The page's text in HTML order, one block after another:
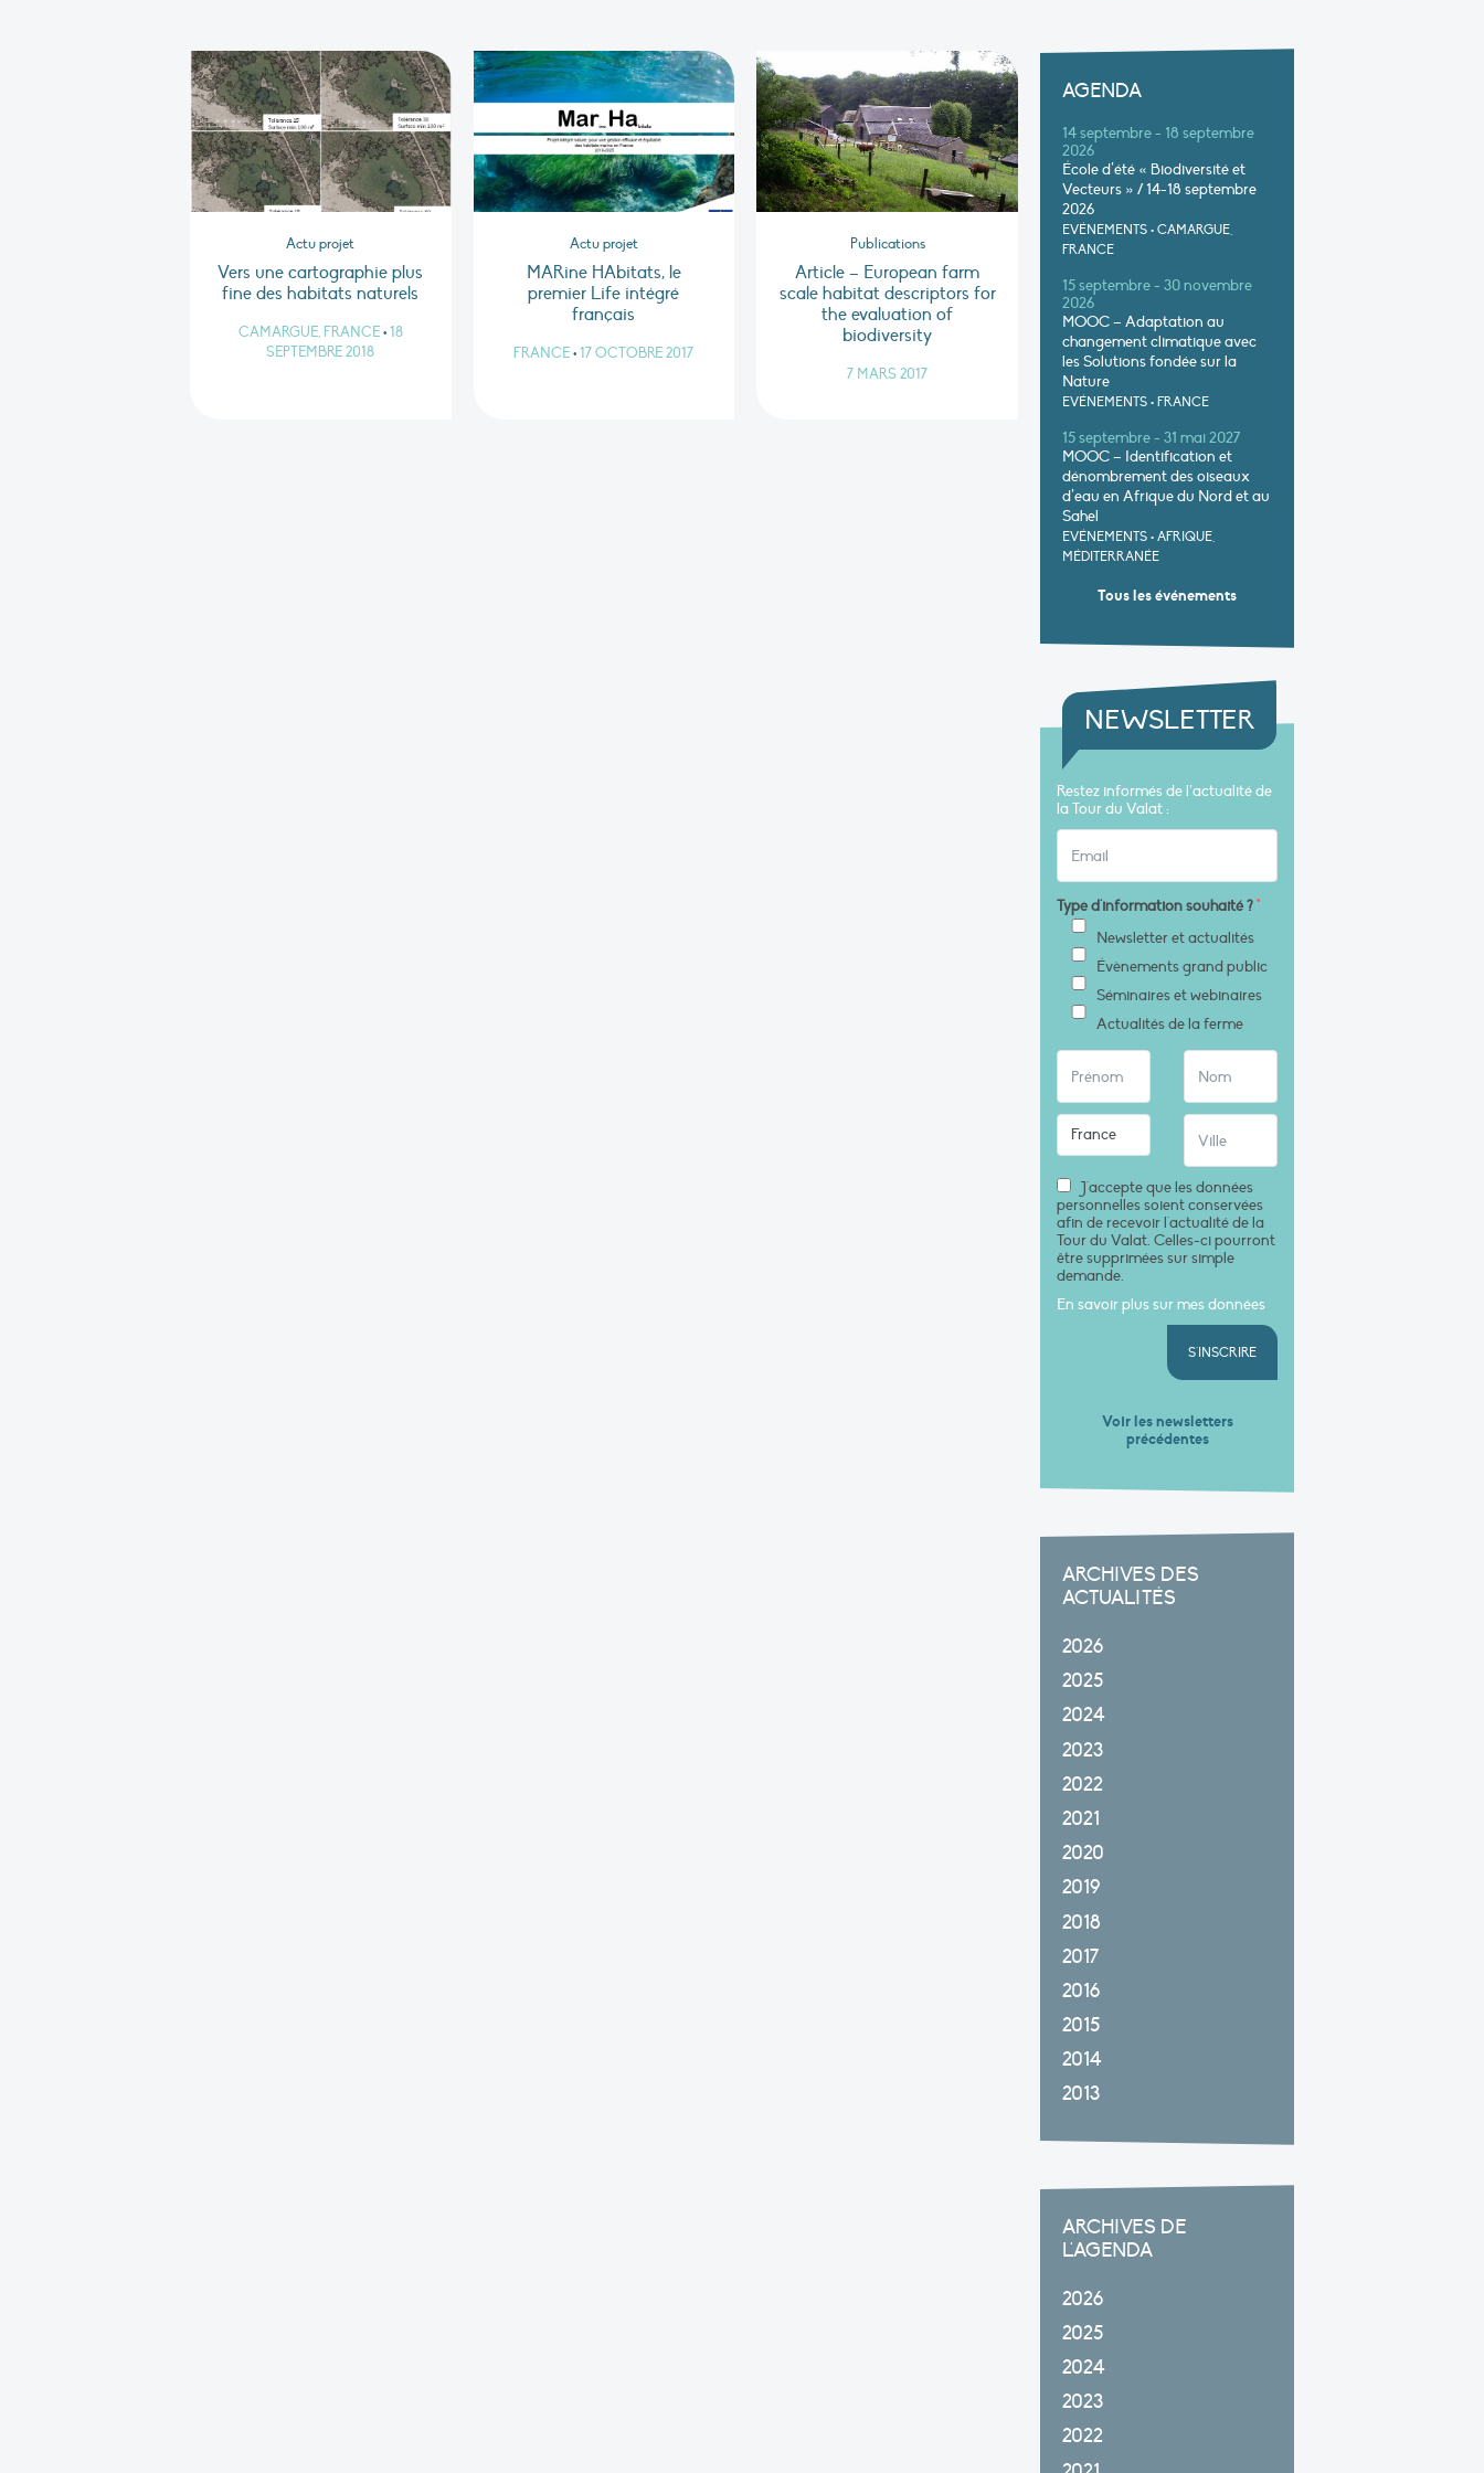
Actu projet
Vers une cartographie plus
fine des habitats naturels
CAMARGUE, FRANCE•18
SEPTEMBRE 2018
Actu projet
MARine HAbitats, le
premier Life intégré
français
FRANCE • 17 OCTOBRE 2017
Publications
Article – European farm
scale habitat descriptors for
the evaluation of
biodiversity
7 MARS 2017
AGENDA
14 septembre - 18 septembre
2026
École d’été « Biodiversité et
Vecteurs » / 14-18 septembre
2026
EVÉNEMENTS • CAMARGUE,
FRANCE
15 septembre - 30 novembre
2026
MOOC – Adaptation au
changement climatique avec
les Solutions fondée sur la
Nature
EVÉNEMENTS • FRANCE
15 septembre - 31 mai 2027
MOOC – Identification et
dénombrement des oiseaux
d’eau en Afrique du Nord et au
Sahel
EVÉNEMENTS • AFRIQUE,
MÉDITERRANÉE
Tous les événements
NEWSLETTER
Restez informés de l’actualité de
la Tour du Valat :
Type d'information souhaité ?*
Newsletter et actualités
Évènements grand public
Séminaires et webinaires
Actualités de la ferme
J'accepte que les données
personnelles soient conservées
afin de recevoir l'actualité de la
Tour du Valat. Celles-ci pourront
être supprimées sur simple
demande.
En savoir plus sur mes données
S'INSCRIRE
Voir les newsletters
précédentes
ARCHIVES DES
ACTUALITÉS
2026
2025
2024
2023
2022
2021
2020
2019
2018
2017
2016
2015
2014
2013
ARCHIVES DE
L'AGENDA
2026
2025
2024
2023
2022